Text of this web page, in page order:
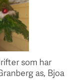
som har
as, Bjoa